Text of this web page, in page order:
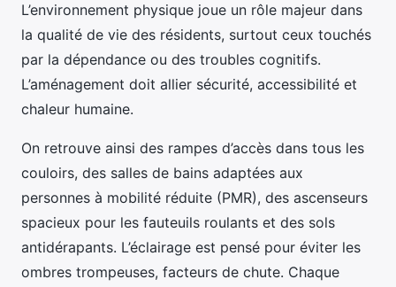
L’environnement physique joue un rôle majeur dans
la qualité de vie des résidents, surtout ceux touchés
par la dépendance ou des troubles cognitifs.
L’aménagement doit allier sécurité, accessibilité et
chaleur humaine.
On retrouve ainsi des rampes d’accès dans tous les
couloirs, des salles de bains adaptées aux
personnes à mobilité réduite (PMR), des ascenseurs
spacieux pour les fauteuils roulants et des sols
antidérapants. L’éclairage est pensé pour éviter les
ombres trompeuses, facteurs de chute. Chaque